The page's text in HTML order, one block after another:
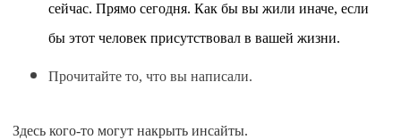
сейчас. Прямо сегодня. Как бы вы жили иначе, если
бы этот человек присутствовал в вашей жизни.
Прочитайте то, что вы написали.
Здесь кого-то могут накрыть инсайты.